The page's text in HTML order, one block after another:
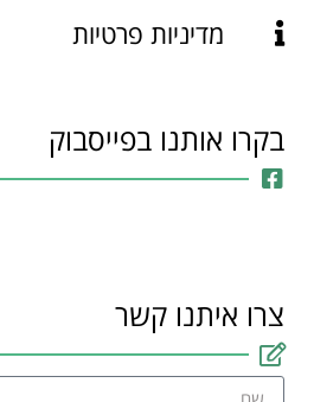
מדיניות פרטיות
בקרו אותנו בפייסבוק
צרו איתנו קשר